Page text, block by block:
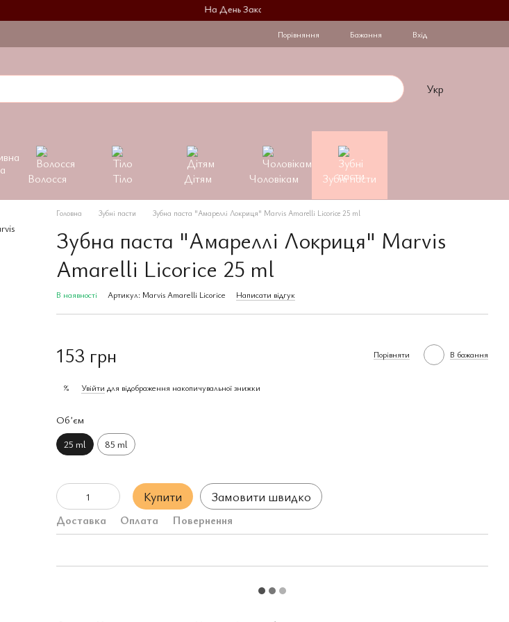
На День Закоханих при купівлі 2 флаконів на другий діє знижка -
Порівняння Бажання Вхід
Укр
Волосся Тіло Дітям Чоловікам Зубні пасти
Головна Зубні пасти Зубна паста "Амареллі Локриця" Marvis Amarelli Licorice 25 ml
Зубна паста "Амареллі Локриця" Marvis
Amarelli Licorice 25 ml
В наявності Артикул: Marvis Amarelli Licorice Написати відгук
153 грн Порівняти В бажання
% Увійти для відображення накопичувальної знижки
Обʼєм
25 ml 85 ml
Купити Замовити швидко
Доставка Оплата Повернення